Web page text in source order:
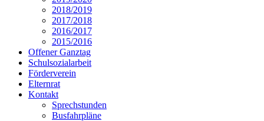
2018/2019
2017/2018
2016/2017
2015/2016
Offener Ganztag
Schulsozialarbeit
Förderverein
Elternrat
Kontakt
Sprechstunden
Busfahrpläne